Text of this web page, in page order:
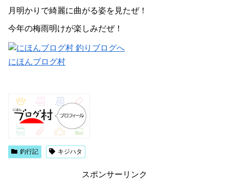
月明かりで綺麗に曲がる姿を見たぜ！
今年の梅雨明けが楽しみだぜ！
にほんブログ村
釣行記 キジハタ
スポンサーリンク